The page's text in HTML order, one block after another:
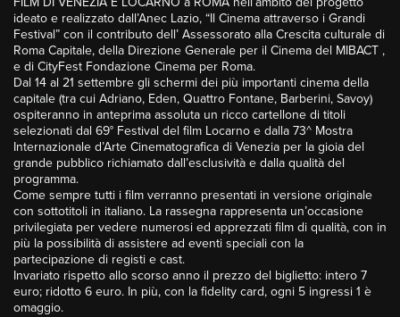
ideato e realizzato dall’Anec Lazio, “Il Cinema attraverso i Grandi
Festival” con il contributo dell’ Assessorato alla Crescita culturale di
Roma Capitale, della Direzione Generale per il Cinema del MIBACT ,
e di CityFest Fondazione Cinema per Roma.
Dal 14 al 21 settembre gli schermi dei più importanti cinema della
capitale (tra cui Adriano, Eden, Quattro Fontane, Barberini, Savoy)
ospiteranno in anteprima assoluta un ricco cartellone di titoli
selezionati dal 69° Festival del film Locarno e dalla 73^ Mostra
Internazionale d’Arte Cinematografica di Venezia per la gioia del
grande pubblico richiamato dall’esclusività e dalla qualità del
programma.
Come sempre tutti i film verranno presentati in versione originale
con sottotitoli in italiano. La rassegna rappresenta un’occasione
privilegiata per vedere numerosi ed apprezzati film di qualità, con in
più la possibilità di assistere ad eventi speciali con la
partecipazione di registi e cast.
Invariato rispetto allo scorso anno il prezzo del biglietto: intero 7
euro; ridotto 6 euro. In più, con la fidelity card, ogni 5 ingressi 1 è
omaggio.